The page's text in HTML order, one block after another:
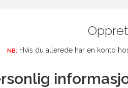
NB: Hvis du allerede har en konto